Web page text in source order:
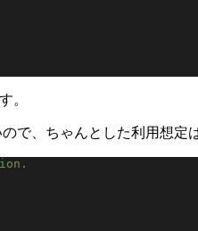
。
で、ちゃんとした利用想定